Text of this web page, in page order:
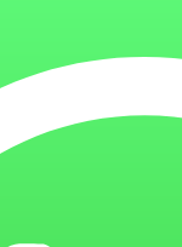
kamienia)